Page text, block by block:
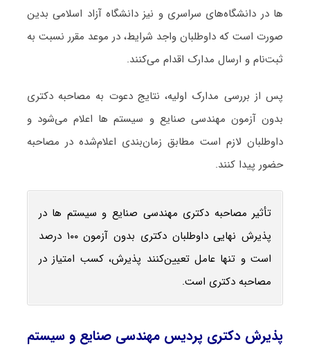
ها در دانشگاه‌های سراسری و نیز دانشگاه آزاد اسلامی بدین
صورت است که داوطلبان واجد شرایط، در موعد مقرر نسبت به
ثبت‌نام و ارسال مدارک اقدام می‌کنند.
پس از بررسی مدارک اولیه، نتایج دعوت به مصاحبه دکتری
بدون آزمون مهندسی صنایع و سیستم ها اعلام می‌شود و
داوطلبان لازم است مطابق زمان‌بندی اعلام‌شده در مصاحبه
حضور پیدا کنند.
تأثیر مصاحبه دکتری مهندسی صنایع و سیستم ها در
پذیرش نهایی داوطلبان دکتری بدون آزمون ۱۰۰ درصد
است و تنها عامل تعیین‌کنند پذیرش، کسب امتیاز در
مصاحبه دکتری است.
پذیرش دکتری پردیس مهندسی صنایع و سیستم